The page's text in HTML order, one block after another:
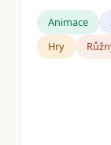
Animace
Hry